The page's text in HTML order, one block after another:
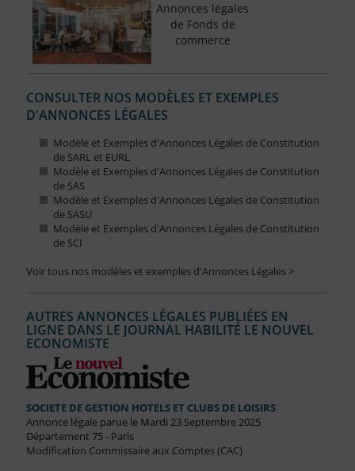
Annonces légales
de Fonds de
commerce
CONSULTER NOS MODÈLES ET EXEMPLES
D'ANNONCES LÉGALES
Modèle et Exemples d'Annonces Légales de Constitution
de SARL et EURL
Modèle et Exemples d'Annonces Légales de Constitution
de SAS
Modèle et Exemples d'Annonces Légales de Constitution
de SASU
Modèle et Exemples d'Annonces Légales de Constitution
de SCI
Voir tous nos modèles et exemples d'Annonces Légales >
AUTRES ANNONCES LÉGALES PUBLIÉES EN
LIGNE DANS LE JOURNAL HABILITÉ LE NOUVEL
ECONOMISTE
SOCIETE DE GESTION HOTELS ET CLUBS DE LOISIRS
Annonce légale parue le Mardi 23 Septembre 2025
Département 75 - Paris
Modification Commissaire aux Comptes (CAC)